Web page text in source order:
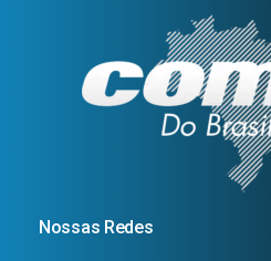
Nossas Redes